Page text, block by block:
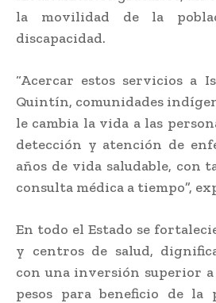
la movilidad de la
discapacidad.
“Acercar estos servicios a
Quintín, comunidades
le cambia la vida a las
detección y atención de
años de vida saludable, con
consulta médica a tiempo”,
En todo el Estado se
y centros de salud,
con una inversión superior
pesos para beneficio de